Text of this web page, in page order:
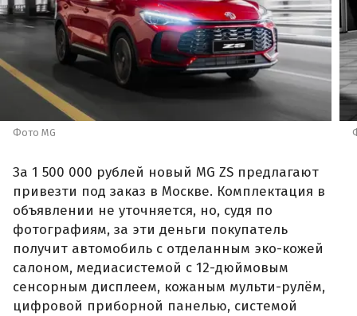
Фото MG
За 1 500 000 рублей новый MG ZS предлагают
привезти под заказ в Москве. Комплектация в
объявлении не уточняется, но, судя по
фотографиям, за эти деньги покупатель
получит автомобиль с отделанным эко-кожей
салоном, медиасистемой с 12-дюймовым
сенсорным дисплеем, кожаным мульти-рулём,
цифровой приборной панелью, системой